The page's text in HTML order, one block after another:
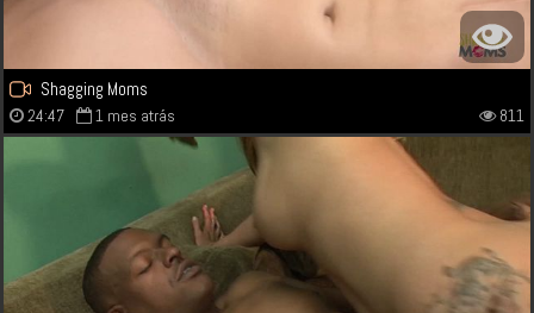
Shagging Moms
24:47 1 mes atrás 811